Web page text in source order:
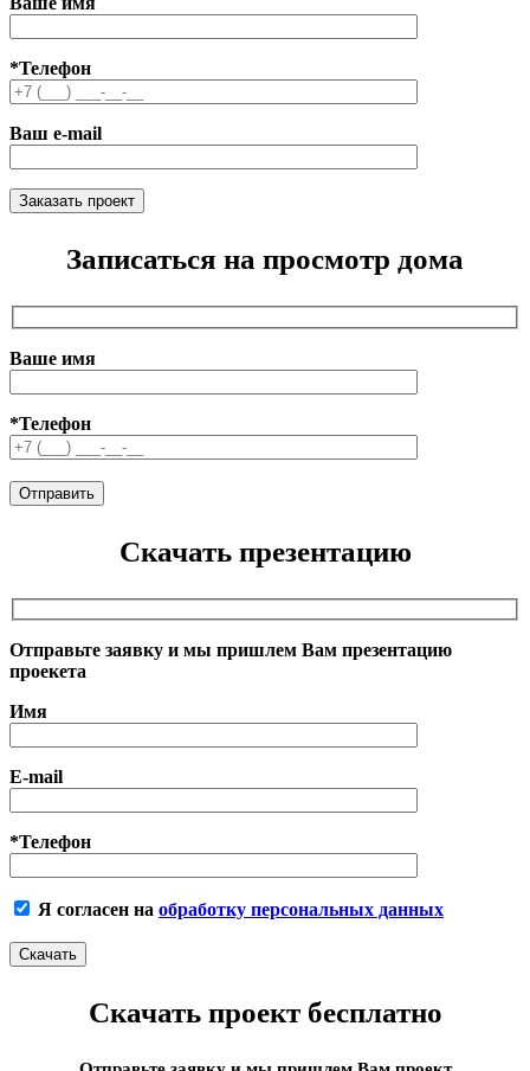
*Телефон
Ваш e-mail
Записаться на просмотр дома
Ваше имя
*Телефон
Скачать презентацию
Отправьте заявку и мы пришлем Вам презентацию
проекета
Имя
E-mail
*Телефон
Я согласен на обработку персональных данных
Скачать проект бесплатно